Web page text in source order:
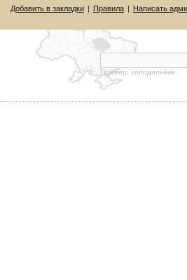
Добавить в закладки | Правила | Написать
Пример: холодильник